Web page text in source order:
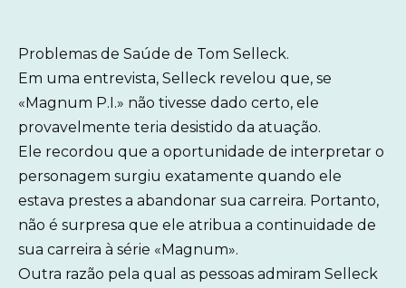
Problemas de Saúde de Tom Selleck.
Em uma entrevista, Selleck revelou que, se
«Magnum P.I.» não tivesse dado certo, ele
provavelmente teria desistido da atuação.
Ele recordou que a oportunidade de interpretar o
personagem surgiu exatamente quando ele
estava prestes a abandonar sua carreira. Portanto,
não é surpresa que ele atribua a continuidade de
sua carreira à série «Magnum».
Outra razão pela qual as pessoas admiram Selleck